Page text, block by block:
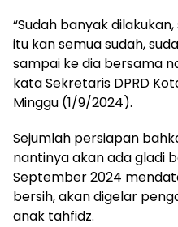
“Sudah banyak
itu kan semua sudah,
sampai ke dia bersama
kata Sekretaris DPRD
Minggu (1/9/2024).
Sejumlah persiapan
nantinya akan ada gladi
September 2024
bersih, akan digelar
anak tahfidz.